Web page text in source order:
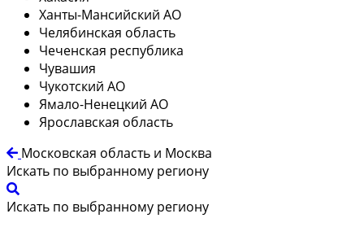
Ханты-Мансийский АО
Челябинская область
Чеченская республика
Чувашия
Чукотский АО
Ямало-Ненецкий АО
Ярославская область
Московская область и Москва
Искать по выбранному региону
Искать по выбранному региону